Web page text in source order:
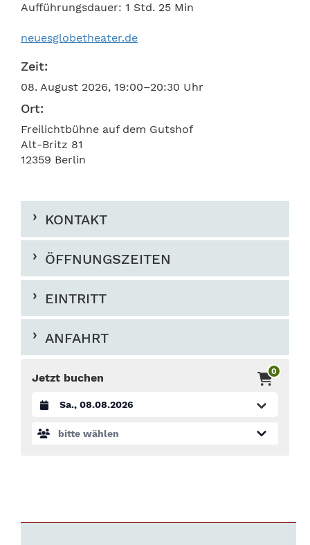
Aufführungsdauer: 1 Std. 25 Min
neuesglobetheater.de
Zeit:
08. August 2026, 19:00–20:30 Uhr
Ort:
Freilichtbühne auf dem Gutshof
Alt-Britz 81
12359 Berlin
KONTAKT
ÖFFNUNGSZEITEN
EINTRITT
ANFAHRT
Jetzt buchen 0
Datum auswählen
bitte wählen